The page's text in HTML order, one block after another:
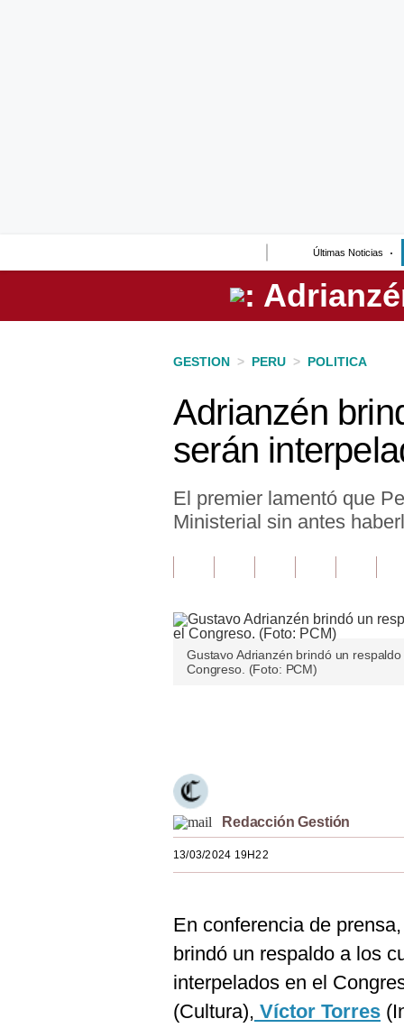
Últimas Noticias
Perú
GESTION > PERU > POLITICA
Adrianzén
serán
El premier lamentó que
Ministerial sin antes
Gustavo Adrianzén brindó un
Congreso. (Foto: PCM)
Redacción Gestión
13/03/2024 19H22
En conferencia de
brindó un respaldo a los
interpelados en el
(Cultura), Víctor Torres